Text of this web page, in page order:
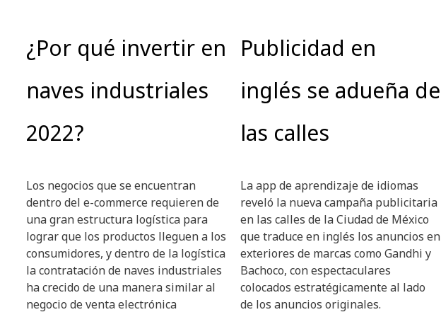
¿Por qué invertir en
naves industriales
2022?
Los negocios que se encuentran
dentro del e-commerce requieren de
una gran estructura logística para
lograr que los productos lleguen a los
consumidores, y dentro de la logística
la contratación de naves industriales
ha crecido de una manera similar al
negocio de venta electrónica
Publicidad en
inglés se adueña de
las calles
La app de aprendizaje de idiomas
reveló la nueva campaña publicitaria
en las calles de la Ciudad de México
que traduce en inglés los anuncios en
exteriores de marcas como Gandhi y
Bachoco, con espectaculares
colocados estratégicamente al lado
de los anuncios originales.